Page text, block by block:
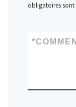
obligatoires sont
*